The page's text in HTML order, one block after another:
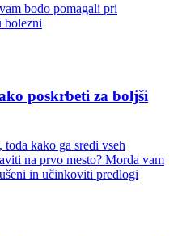
bodo pomagali pri
bolezni
poskrbeti za boljši
kako ga sredi vseh
na prvo mesto? Morda vam
in učinkoviti predlogi